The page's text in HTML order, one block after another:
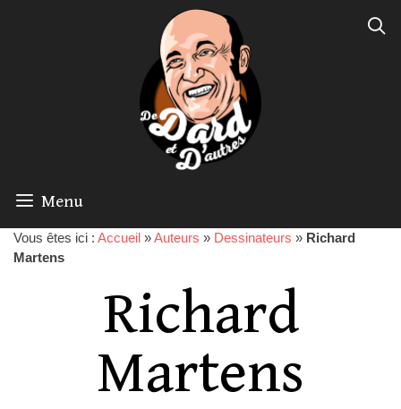
Menu
Vous êtes ici : Accueil »Auteurs » Dessinateurs » Richard
Martens
Richard
Martens